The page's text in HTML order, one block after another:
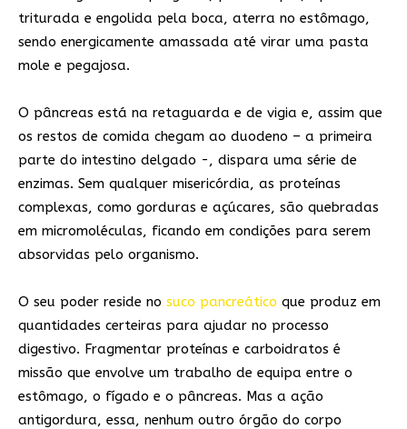
triturada e engolida pela boca, aterra no estômago,
sendo energicamente amassada até virar uma pasta
mole e pegajosa.
O pâncreas está na retaguarda e de vigia e, assim que
os restos de comida chegam ao duodeno – a primeira
parte do intestino delgado -, dispara uma série de
enzimas. Sem qualquer misericórdia, as proteínas
complexas, como gorduras e açúcares, são quebradas
em micromoléculas, ficando em condições para serem
absorvidas pelo organismo.
O seu poder reside no suco pancreático que produz em
quantidades certeiras para ajudar no processo
digestivo. Fragmentar proteínas e carboidratos é
missão que envolve um trabalho de equipa entre o
estômago, o fígado e o pâncreas. Mas a ação
antigordura, essa, nenhum outro órgão do corpo